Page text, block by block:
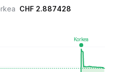
CHF 2.887428